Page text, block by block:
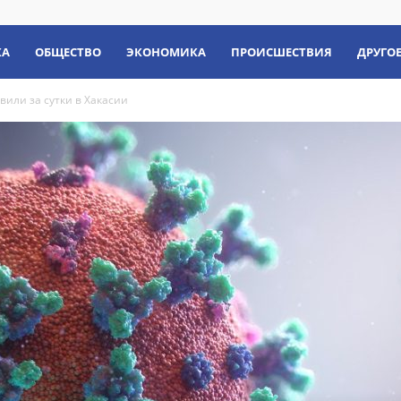
ОБЩЕСТВО ЭКОНОМИКА ПРОИСШЕСТВИЯ ДРУГОЕ
за сутки в Хакасии